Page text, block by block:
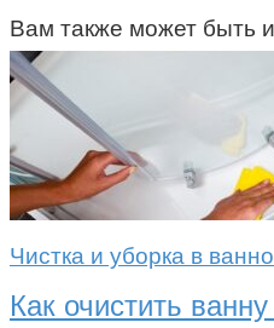
Вам также может быть
Чистка и уборка в
Как очистить